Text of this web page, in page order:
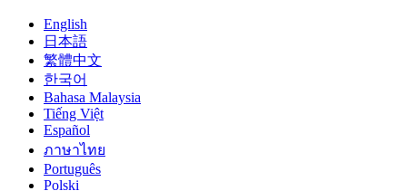
English
日本語
繁體中文
한국어
Bahasa Malaysia
Tiếng Việt
Español
ภาษาไทย
Português
Polski